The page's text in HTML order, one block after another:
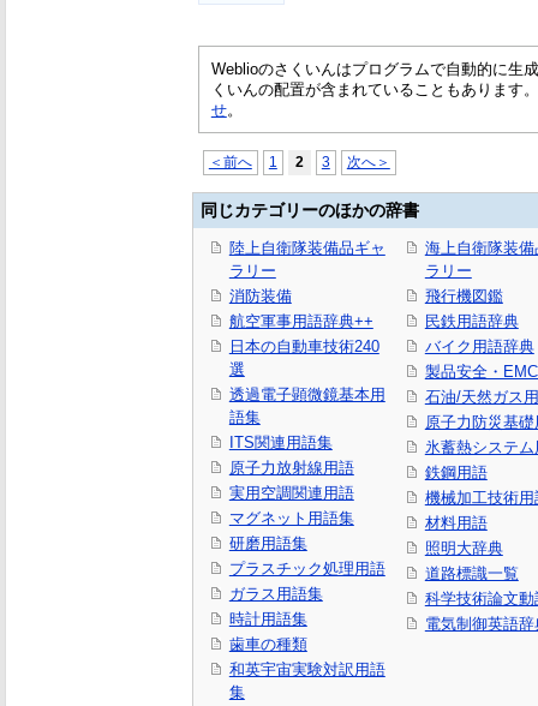
Weblioのさくいんはプログラムで自動的に生
くいんの配置が含まれていることもあります
せ。
＜前へ 1 2 3 次へ＞
同じカテゴリーのほかの辞書
陸上自衛隊装備品ギャ
ラリー
消防装備
航空軍事用語辞典++
日本の自動車技術240
選
透過電子顕微鏡基本用
語集
ITS関連用語集
原子力放射線用語
実用空調関連用語
マグネット用語集
研磨用語集
プラスチック処理用語
ガラス用語集
時計用語集
歯車の種類
和英宇宙実験対訳用語
集
海上自衛隊装備
ラリー
飛行機図鑑
民鉄用語辞典
バイク用語辞典
製品安全・
石油/天然ガス
原子力防災基
氷蓄熱システム
鉄鋼用語
機械加工技術用
材料用語
照明大辞典
道路標識一覧
科学技術論文動
電気制御英語辞